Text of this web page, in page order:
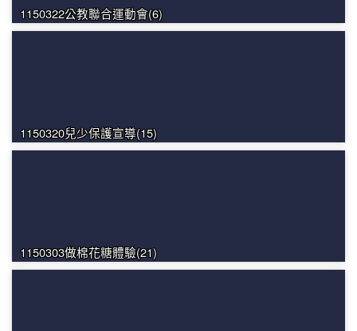
1150322公教聯合運動會(6)
1150320兒少保護宣導(15)
1150303做棉花糖體驗(21)